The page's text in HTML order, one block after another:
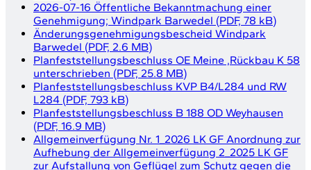
2026-07-16 Öffentliche Bekanntmachung einer
Genehmigung; Windpark Barwedel (PDF, 78 kB)
Änderungsgenehmigungsbescheid Windpark
Barwedel (PDF, 2.6 MB)
Planfeststellungsbeschluss OE Meine ,Rückbau K 58
unterschrieben (PDF, 25.8 MB)
Planfeststellungsbeschluss KVP B4/L284 und RW
L284 (PDF, 793 kB)
Planfeststellungsbeschluss B 188 OD Weyhausen
(PDF, 16.9 MB)
Allgemeinverfügung Nr. 1_2026 LK GF Anordnung zur
Aufhebung der Allgemeinverfügung 2_2025 LK GF
zur Aufstallung von Geflügel zum Schutz gegen die